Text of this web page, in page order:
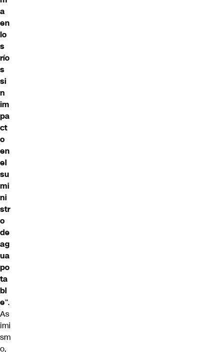
a
en
lo
s
río
s
si
n
im
pa
ct
o
en
el
su
mi
ni
str
o
de
ag
ua
po
ta
bl
e“.
As
imi
sm
o,